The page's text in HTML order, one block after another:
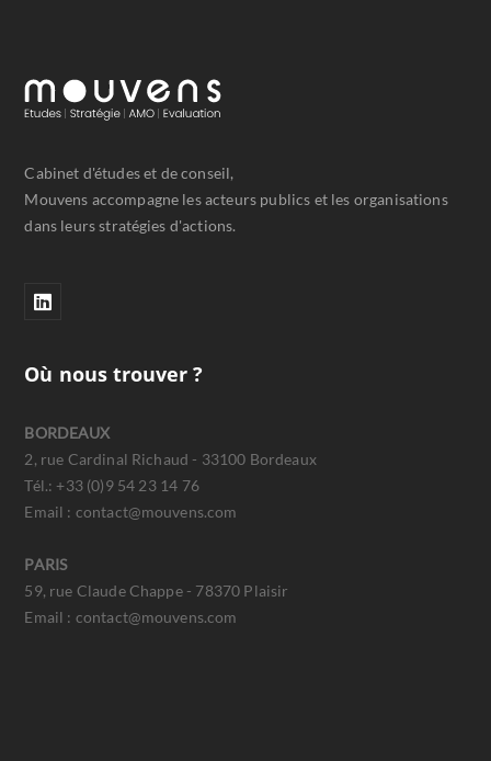
Cabinet d'études et de conseil,
Mouvens accompagne les acteurs publics et les organisations
dans leurs stratégies d'actions.
Où nous trouver ?
BORDEAUX
2, rue Cardinal Richaud - 33100 Bordeaux
Tél.: +33 (0)9 54 23 14 76
Email : contact@mouvens.com
PARIS
59, rue Claude Chappe - 78370 Plaisir
Email : contact@mouvens.com